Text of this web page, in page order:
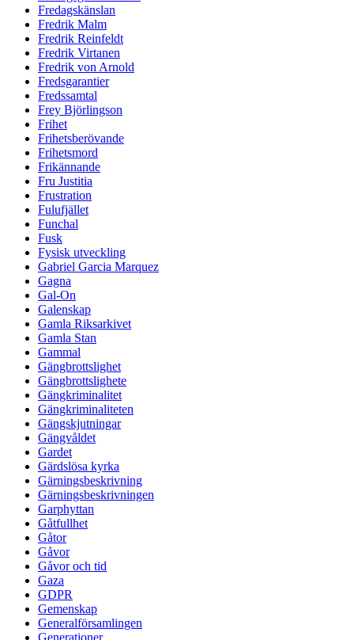
Fredagskänslan
Fredrik Malm
Fredrik Reinfeldt
Fredrik Virtanen
Fredrik von Arnold
Fredsgarantier
Fredssamtal
Frey Björlingson
Frihet
Frihetsberövande
Frihetsmord
Frikännande
Fru Justitia
Frustration
Fulufjället
Funchal
Fusk
Fysisk utveckling
Gabriel Garcia Marquez
Gagna
Gal-On
Galenskap
Gamla Riksarkivet
Gamla Stan
Gammal
Gängbrottslighet
Gängbrottslighete
Gängkriminalitet
Gängkriminaliteten
Gängskjutningar
Gängvåldet
Gardet
Gärdslösa kyrka
Gärningsbeskrivning
Gärningsbeskrivningen
Garphyttan
Gåtfullhet
Gåtor
Gåvor
Gåvor och tid
Gaza
GDPR
Gemenskap
Generalförsamlingen
Generationer